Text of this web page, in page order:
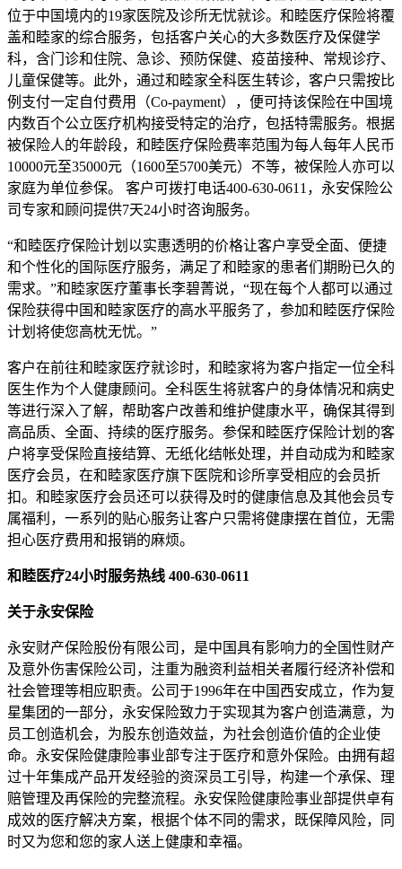
位于中国境内的19家医院及诊所无忧就诊。和睦医疗保险将覆
盖和睦家的综合服务，包括客户关心的大多数医疗及保健学
科，含门诊和住院、急诊、预防保健、疫苗接种、常规诊疗、
儿童保健等。此外，通过和睦家全科医生转诊，客户只需按比
例支付一定自付费用（Co-payment），便可持该保险在中国境
内数百个公立医疗机构接受特定的治疗，包括特需服务。根据
被保险人的年龄段，和睦医疗保险费率范围为每人每年人民币
10000元至35000元（1600至5700美元）不等，被保险人亦可以
家庭为单位参保。 客户可拨打电话400-630-0611，永安保险公
司专家和顾问提供7天24小时咨询服务。
“和睦医疗保险计划以实惠透明的价格让客户享受全面、便捷
和个性化的国际医疗服务，满足了和睦家的患者们期盼已久的
需求。”和睦家医疗董事长李碧菁说，“现在每个人都可以通过
保险获得中国和睦家医疗的高水平服务了，参加和睦医疗保险
计划将使您高枕无忧。”
客户在前往和睦家医疗就诊时，和睦家将为客户指定一位全科
医生作为个人健康顾问。全科医生将就客户的身体情况和病史
等进行深入了解，帮助客户改善和维护健康水平，确保其得到
高品质、全面、持续的医疗服务。参保和睦医疗保险计划的客
户将享受保险直接结算、无纸化结帐处理，并自动成为和睦家
医疗会员，在和睦家医疗旗下医院和诊所享受相应的会员折
扣。和睦家医疗会员还可以获得及时的健康信息及其他会员专
属福利，一系列的贴心服务让客户只需将健康摆在首位，无需
担心医疗费用和报销的麻烦。
和睦医疗24小时服务热线 400-630-0611
关于永安保险
永安财产保险股份有限公司，是中国具有影响力的全国性财产
及意外伤害保险公司，注重为融资利益相关者履行经济补偿和
社会管理等相应职责。公司于1996年在中国西安成立，作为复
星集团的一部分，永安保险致力于实现其为客户创造满意，为
员工创造机会，为股东创造效益，为社会创造价值的企业使
命。永安保险健康险事业部专注于医疗和意外保险。由拥有超
过十年集成产品开发经验的资深员工引导，构建一个承保、理
赔管理及再保险的完整流程。永安保险健康险事业部提供卓有
成效的医疗解决方案，根据个体不同的需求，既保障风险，同
时又为您和您的家人送上健康和幸福。